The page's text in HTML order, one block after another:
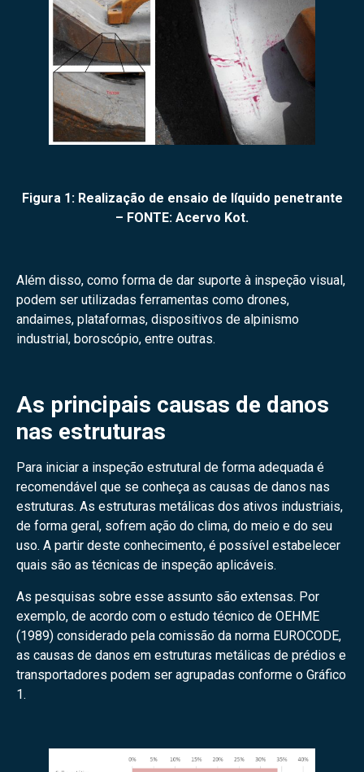
Figura 1: Realização de ensaio de líquido penetrante
– FONTE: Acervo Kot.
Além disso, como forma de dar suporte à inspeção visual,
podem ser utilizadas ferramentas como drones,
andaimes, plataformas, dispositivos de alpinismo
industrial, boroscópio, entre outras.
As principais causas de danos
nas estruturas
Para iniciar a inspeção estrutural de forma adequada é
recomendável que se conheça as causas de danos nas
estruturas. As estruturas metálicas dos ativos industriais,
de forma geral, sofrem ação do clima, do meio e do seu
uso. A partir deste conhecimento, é possível estabelecer
quais são as técnicas de inspeção aplicáveis.
As pesquisas sobre esse assunto são extensas. Por
exemplo, de acordo com o estudo técnico de OEHME
(1989) considerado pela comissão da norma EUROCODE,
as causas de danos em estruturas metálicas de prédios e
transportadores podem ser agrupadas conforme o Gráfico
1.